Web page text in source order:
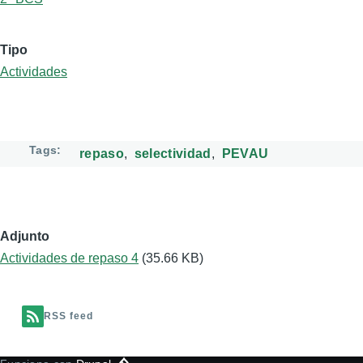
Tipo
Actividades
Tags repaso selectividad PEVAU
Adjunto
Actividades de repaso 4 (35.66 KB)
RSS feed